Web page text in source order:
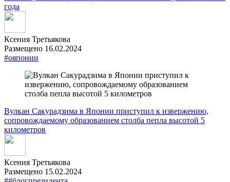
года
Ксения Третьякова
Размещено 16.02.2024
#ояпонии
Вулкан Сакурадзима в Японии приступил к извержению,
сопровождаемому образованием столба пепла высотой 5
километров
Ксения Третьякова
Размещено 15.02.2024